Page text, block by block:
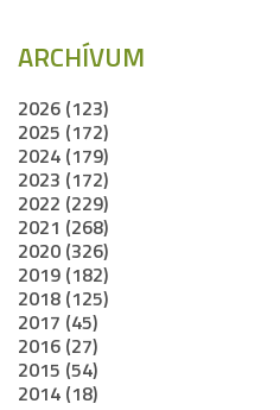
ARCHÍVUM
2026 (123)
2025 (172)
2024 (179)
2023 (172)
2022 (229)
2021 (268)
2020 (326)
2019 (182)
2018 (125)
2017 (45)
2016 (27)
2015 (54)
2014 (18)